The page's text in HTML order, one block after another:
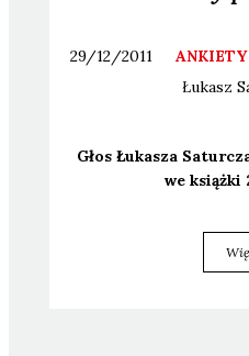
29/12/2011
Łukasz
Głos Łuka­sza
we książ­ki